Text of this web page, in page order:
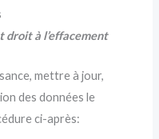
droit à l’effacement
mettre à jour,
des données le
ci-après: